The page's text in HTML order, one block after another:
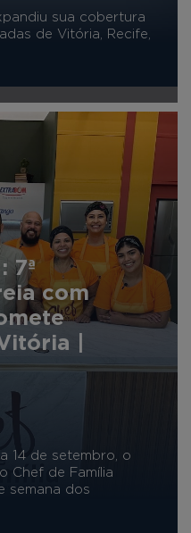
sua cobertura
de Vitória, Recife,
7ª
com
|
14 de setembro, o
Chef de Família
semana dos